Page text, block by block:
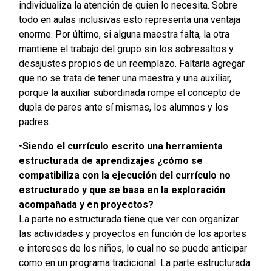
individualiza la atención de quien lo necesita. Sobre
todo en aulas inclusivas esto representa una ventaja
enorme. Por último, si alguna maestra falta, la otra
mantiene el trabajo del grupo sin los sobresaltos y
desajustes propios de un reemplazo. Faltaría agregar
que no se trata de tener una maestra y una auxiliar,
porque la auxiliar subordinada rompe el concepto de
dupla de pares ante sí mismas, los alumnos y los
padres.
•Siendo el currículo escrito una herramienta
estructurada de aprendizajes ¿cómo se
compatibiliza con la ejecución del currículo no
estructurado y que se basa en la exploración
acompañada y en proyectos?
La parte no estructurada tiene que ver con organizar
las actividades y proyectos en función de los aportes
e intereses de los niños, lo cual no se puede anticipar
como en un programa tradicional. La parte estructurada